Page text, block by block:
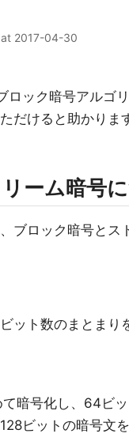
2017-04-30
ック暗号アルゴ
だけると助かりま
ーム暗号
ブロック暗号とス
ット数のまとま
暗号化し、64ビ
ビットの暗号文を